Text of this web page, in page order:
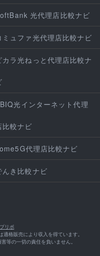
光代理店比較ナビ
ミュファ光代理店比較ナビ
カラ光ねっと代理店比較ナ
光インターネット代理
比較ナビ
代理店比較ナビ
んき比較ナビ
リポ
格販売により収入を得ています。
等の一切の責任を負いません。